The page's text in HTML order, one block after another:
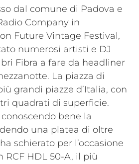
dal comune di Padova e
Company in
Future Vintage Festival,
numerosi artisti e DJ
Fibra a fare da headliner
La piazza di
grandi piazze d’Italia, con
quadrati di superficie.
bene la
una platea di oltre
schierato per l’occasione
RCF HDL 50-A, il più